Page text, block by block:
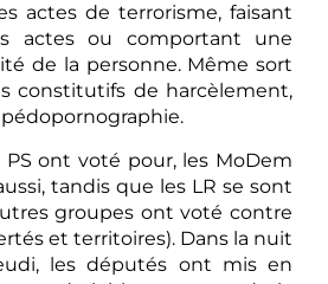
actes de terrorisme, faisant
actes ou comportant une
de la personne. Même sort
constitutifs de harcèlement,
PS ont voté pour, les MoDem
tandis que les LR se sont
groupes ont voté contre
et territoires). Dans la nuit
les députés ont mis en